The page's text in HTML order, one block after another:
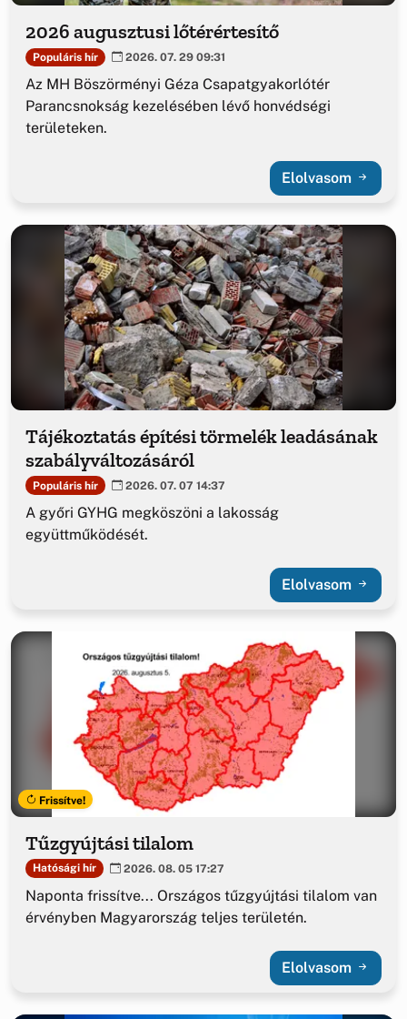
2026 augusztusi lőtérértesítő
Populáris hír 2026. 07. 29 09:31
Az MH Böszörményi Géza Csapatgyakorlótér
Parancsnokság kezelésében lévő honvédségi
területeken.
Elolvasom
Tájékoztatás építési törmelék leadásának
szabályváltozásáról
Populáris hír 2026. 07. 07 14:37
A győri GYHG megköszöni a lakosság
együttműködését.
Elolvasom
Frissítve!
Tűzgyújtási tilalom
Hatósági hír 2026. 08. 05 17:27
Naponta frissítve... Országos tűzgyújtási tilalom van
érvényben Magyarország teljes területén.
Elolvasom